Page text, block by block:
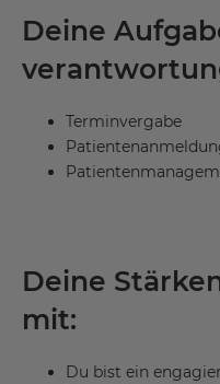
Deine
Terminvergabe
Deine
mit:
Du bist ein